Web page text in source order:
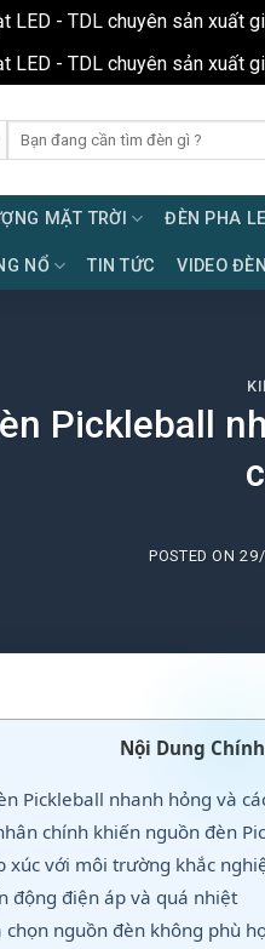
LED - TDL chuyên sản xuất
LED - TDL chuyên sản xuất
kiếm:
MẶT TRỜI ĐÈN PHA
NỔ TIN TỨC VIDEO
Pickleball
POSTED ON
Nội Dung Chính
Pickleball nhanh hỏng và
chính khiến nguồn đèn
xúc với môi trường khắc
động điện áp và quá nhiệt
chọn nguồn đèn không phù